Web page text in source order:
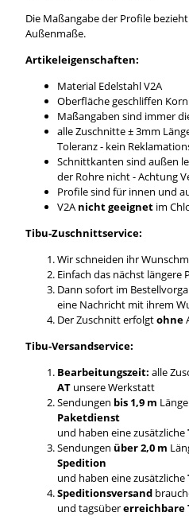
Die Maßangabe der Profile
Außenmaße.
Artikeleigenschaften:
Material Edelstahl V2A
Oberfläche geschliffen
Maßangaben sind immer
alle Zuschnitte ± 3mm
Toleranz - kein
Schnittkanten sind außen
der Rohre nicht - Achtung
Profile sind für innen und
V2A nicht geeignet im
Tibu-Zuschnittservice:
Wir schneiden ihr
Einfach das nächst längere
Dann sofort im
eine Nachricht mit ihrem
Der Zuschnitt erfolgtohne
Tibu-Versandservice:
Bearbeitungszeit: alle
AT unsere Werkstatt
Sendungen bis 1,9 m
Paketdienst
und haben eine zusätzliche
Sendungen über 2,0 m
Spedition
und haben eine zusätzliche
Speditionsversand
und tagsübererreichbare